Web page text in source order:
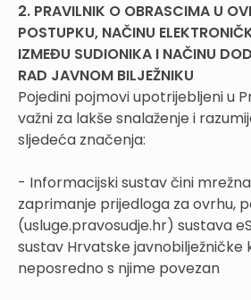
2. PRAVILNIK O OBRASCIMA U
POSTUPKU, NAČINU
IZMEĐU SUDIONIKA I NAČINU
RAD JAVNOM BILJEŽNIKU
Pojedini pojmovi upotrijebljeni u
važni za lakše snalaženje i
sljedeća značenja:
- Informacijski sustav čini
zaprimanje prijedloga za ovrhu,
(usluge.pravosudje.hr) sustava
sustav Hrvatske javnobilježničke
neposredno s njime povezan